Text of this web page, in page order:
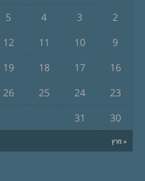
« מרץ
2
3
4
5
9
10
11
12
16
17
18
19
23
24
25
26
30
31